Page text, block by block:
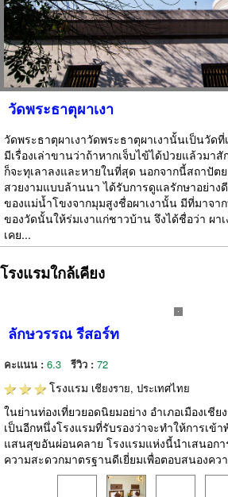
วัดพระธาตุผาเงา
วัดพระธาตุผาเงาวัดพระธาตุผาเงานั้นเป็นวัด
มีเรื่องเล่าขานว่าถ้าหากเจ็บไข้ได้ป่วยแล้วมา
ก็จะทุเลาลงและหายในที่สุด นอกจากนี้สถาปัต
สวยงามแบบล้านนา ได้รับการดูแลรักษาอย่าง
ของแม่น้ำโขงจากมุมสูงชื่อผาเงานั้น มีที่มาจ
ของวัดนั้นให้ร่มเงาแก่ชาวบ้าน จึงได้ชื่อว่า ผา
เคย...
โรงแรมใกล้เคียง
ลักษวรรณ รีสอร์ท
คะแนน : 6.3 รีวิว : 72
โรงแรม เชียงราย, ประเทศไทย
ในย่านท่องเที่ยวยอดนิยมอย่าง อำเภอเมืองเชี
เป็นอีกหนึ่งโรงแรมที่รับรองว่าจะทำให้การเข้
แสนสุขอันผ่อนคลาย โรงแรมแห่งนี้นำเสนอก
ความสะดวกมาตรฐานดีเยี่ยมเพื่อตอบสนองคว